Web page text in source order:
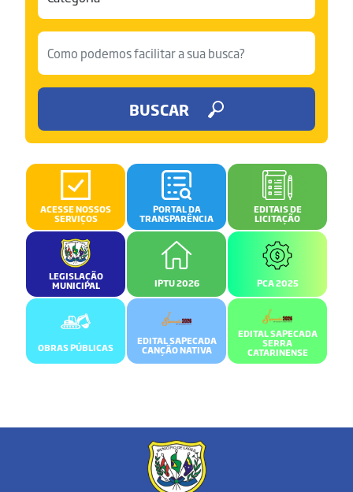
BUSCAR
ACESSE NOSSOS
SERVIÇOS
PORTAL DA
TRANSPARÊNCIA
EDITAIS DE
LICITAÇÃO
LEGISLAÇÃO
MUNICIPAL IPTU 2026 PCA 2025
OBRAS PÚBLICAS
EDITAL SAPECADA
CANÇÃO NATIVA
EDITAL SAPECADA
SERRA
CATARINENSE